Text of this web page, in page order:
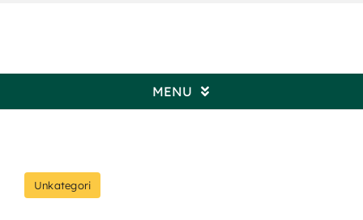
MENU
Profil Pengadilan
Unkategori